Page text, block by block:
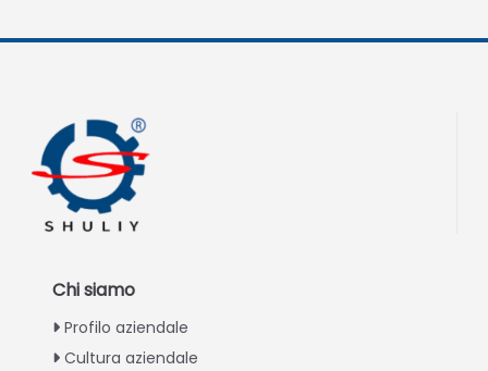
Chi siamo
Profilo aziendale
Cultura aziendale